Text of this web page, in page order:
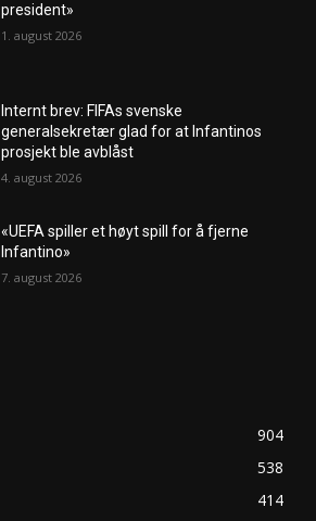
president»
1. august 2026
Internt brev: FIFAs svenske
generalsekretær glad for at Infantinos
prosjekt ble avblåst
4. august 2026
«UEFA spiller et høyt spill for å fjerne
Infantino»
7. august 2026
904
538
414